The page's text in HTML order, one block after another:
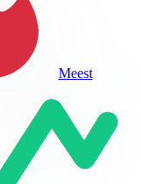
Meest